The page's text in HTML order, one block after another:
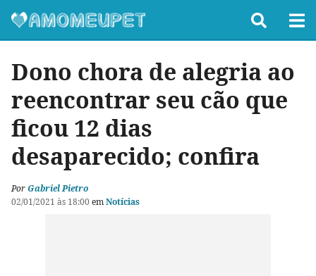
Dono chora de alegria ao
reencontrar seu cão que
ficou 12 dias
desaparecido; confira
PorGabriel Pietro
02/01/2021 às 18:00 emNotícias